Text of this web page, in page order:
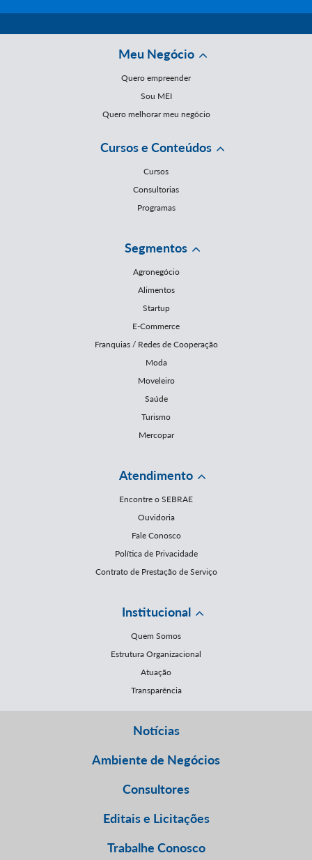
Meu Negócio
Quero empreender
Sou MEI
Quero melhorar meu negócio
Cursos e Conteúdos
Cursos
Consultorias
Programas
Segmentos
Agronegócio
Alimentos
Startup
E-Commerce
Franquias / Redes de Cooperação
Moda
Moveleiro
Saúde
Turismo
Mercopar
Atendimento
Encontre o SEBRAE
Ouvidoria
Fale Conosco
Política de Privacidade
Contrato de Prestação de Serviço
Institucional
Quem Somos
Estrutura Organizacional
Atuação
Transparência
Notícias
Ambiente de Negócios
Consultores
Editais e Licitações
Trabalhe Conosco